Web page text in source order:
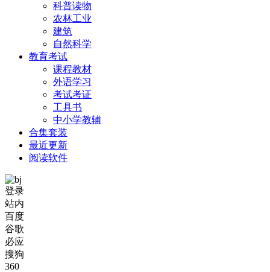
科普读物
农林工业
建筑
自然科学
教育考试
课程教材
外语学习
考试考证
工具书
中小学教辅
合集套装
最近更新
阅读软件
登录
站内
百度
谷歌
必应
搜狗
360